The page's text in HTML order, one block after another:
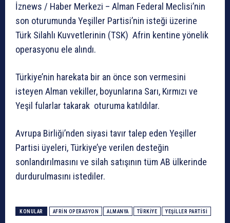
İznews / Haber Merkezi – Alman Federal Meclisi’nin
son oturumunda Yeşiller Partisi’nin isteği üzerine
Türk Silahlı Kuvvetlerinin (TSK) Afrin kentine yönelik
operasyonu ele alındı.
Türkiye’nin harekata bir an önce son vermesini
isteyen Alman vekiller, boyunlarına Sarı, Kırmızı ve
Yeşil fularlar takarak oturuma katıldılar.
Avrupa Birliği’nden siyasi tavır talep eden Yeşiller
Partisi üyeleri, Türkiye’ye verilen desteğin
sonlandırılmasını ve silah satışının tüm AB ülkerinde
durdurulmasını istediler.
KONULAR AFRIN OPERASYON ALMANYA TÜRKIYE YEŞILLER PARTISI